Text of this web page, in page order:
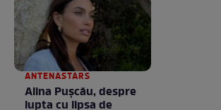
ANTENASTARS
Alina Pușcău, despre
lupta cu lipsa de